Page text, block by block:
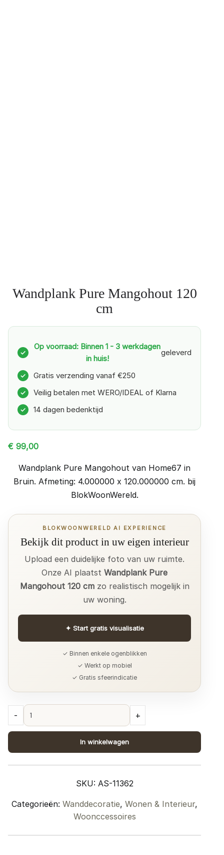
Wandplank Pure Mangohout 120
cm
✓
Op voorraad: Binnen 1 - 3 werkdagen
in huis!
geleverd
✓ Gratis verzending vanaf €250
✓ Veilig betalen met WERO/IDEAL of Klarna
✓ 14 dagen bedenktijd
€ 99,00
Wandplank Pure Mangohout van Home67 in
Bruin. Afmeting: 4.000000 x 120.000000 cm. bij
BlokWoonWereld.
BLOKWOONWERELD AI EXPERIENCE
Bekijk dit product in uw eigen interieur
Upload een duidelijke foto van uw ruimte.
Onze AI plaatst Wandplank Pure
Mangohout 120 cmzo realistisch mogelijk in
uw woning.
✦ Start gratis visualisatie
✓ Binnen enkele ogenblikken
✓ Werkt op mobiel
✓ Gratis sfeerindicatie
120
- +
In winkelwagen
SKU: AS-11362
Categorieën: Wanddecoratie, Wonen & Interieur,
Woonccessoires